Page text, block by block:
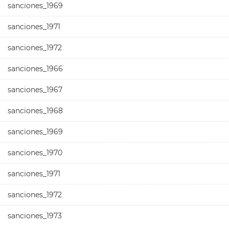
sanciones_1969
sanciones_1971
sanciones_1972
sanciones_1966
sanciones_1967
sanciones_1968
sanciones_1969
sanciones_1970
sanciones_1971
sanciones_1972
sanciones_1973